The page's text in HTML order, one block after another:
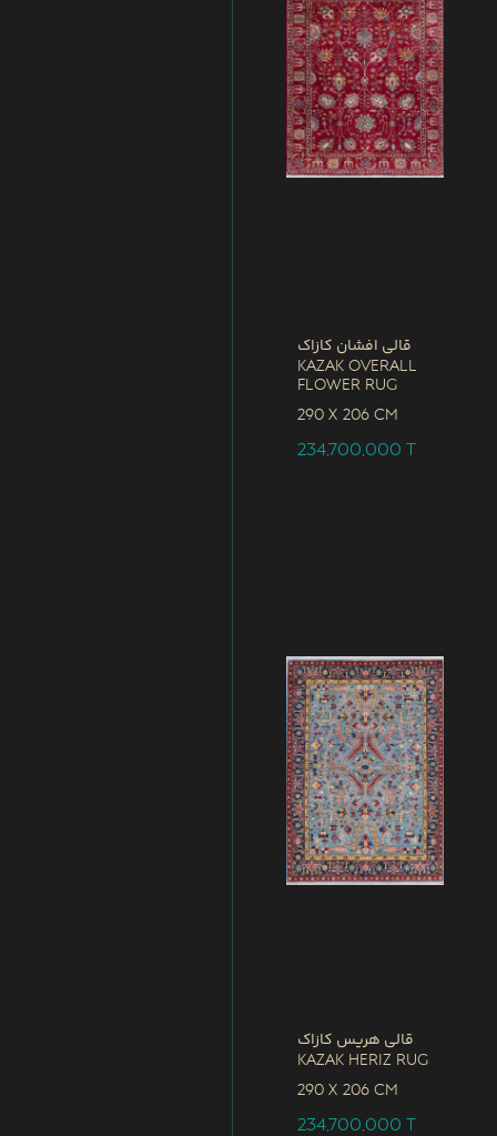
قالی افشان کازاک
Kazak Overall
Flower Rug
290 x 206 CM
234,700,000T
قالی هریس کازاک
Kazak Heriz Rug
290 x 206 CM
234,700,000T